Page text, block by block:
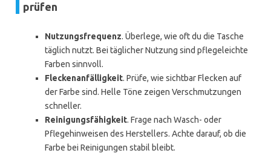
prüfen
Nutzungsfrequenz. Überlege, wie oft du die Tasche
täglich nutzt. Bei täglicher Nutzung sind pflegeleichte
Farben sinnvoll.
Fleckenanfälligkeit. Prüfe, wie sichtbar Flecken auf
der Farbe sind. Helle Töne zeigen Verschmutzungen
schneller.
Reinigungsfähigkeit. Frage nach Wasch- oder
Pflegehinweisen des Herstellers. Achte darauf, ob die
Farbe bei Reinigungen stabil bleibt.